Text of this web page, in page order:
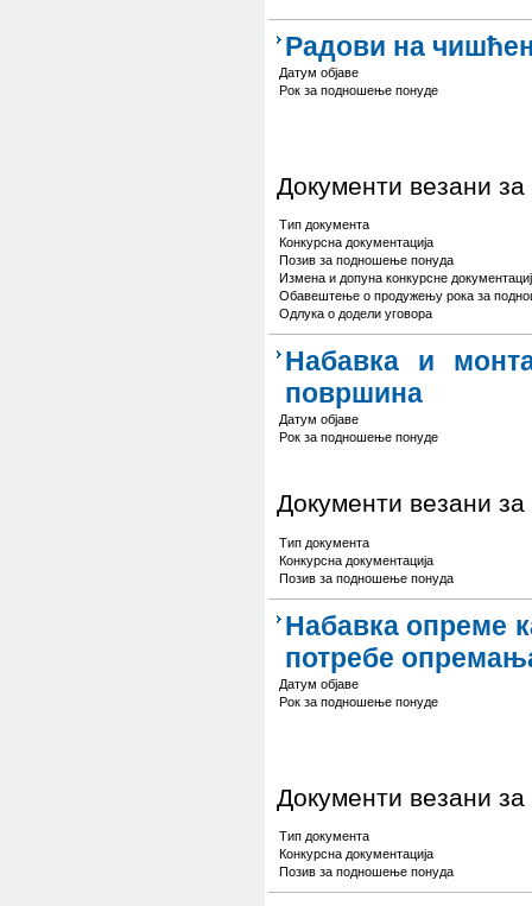
Радови на
Датум објаве
Рок за подношење понуде
Документи везани за
Тип документа
Конкурсна документација
Позив за подношење понуда
Измена и допуна конкурсне
Обавештење о продужењу рока за
Одлука о додели уговора
Набавка и
површина
Датум објаве
Рок за подношење понуде
Документи везани за
Тип документа
Конкурсна документација
Позив за подношење понуда
Набавка опреме
потребе
Датум објаве
Рок за подношење понуде
Документи везани за
Тип документа
Конкурсна документација
Позив за подношење понуда